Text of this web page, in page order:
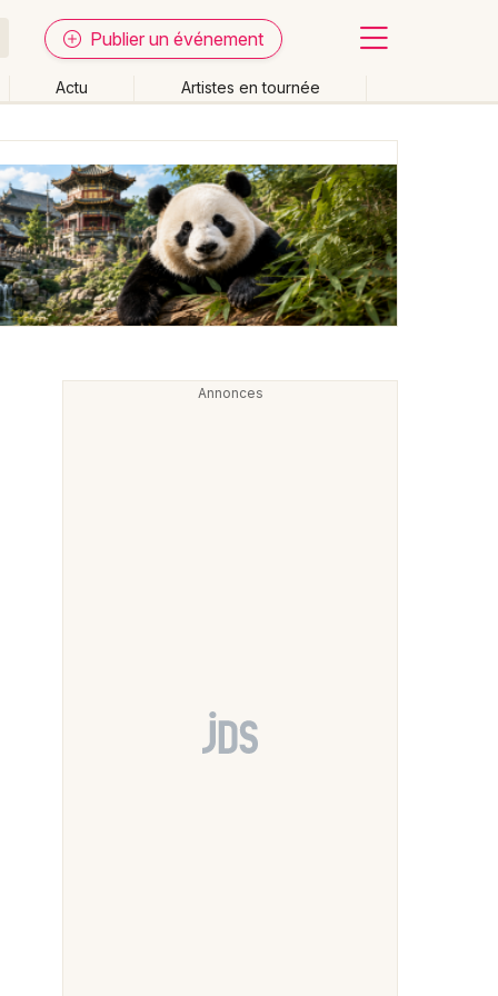
Publier un événement
Actu Artistes en tournée
Effacer les dates
end Autre